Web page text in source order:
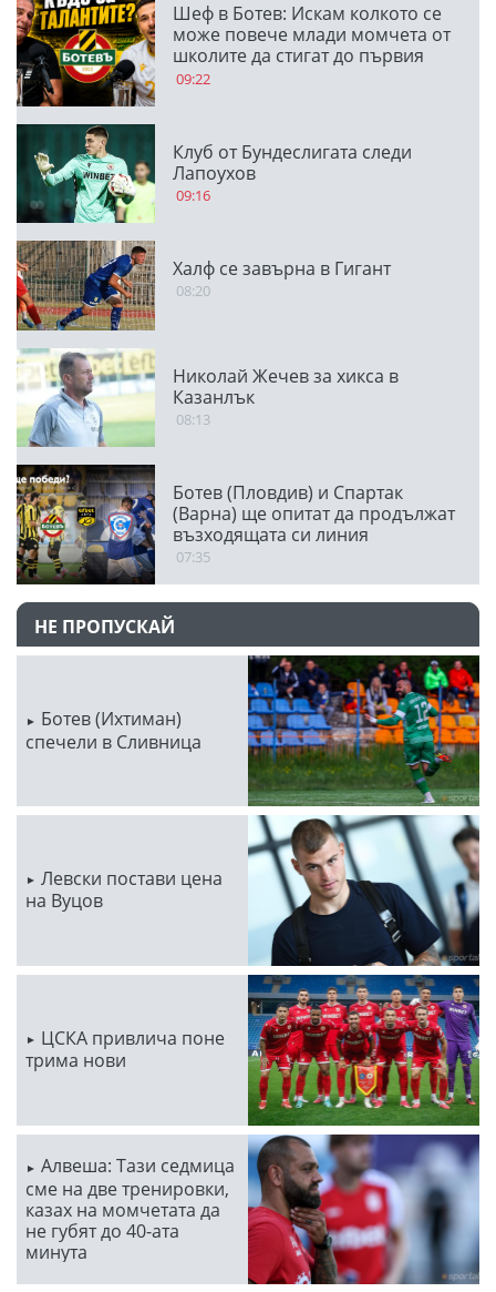
Шеф в Ботев: Искам колкото се
може повече млади момчета от
школите да стигат до първия
отбор
09:22
Клуб от Бундеслигата следи
Лапоухов
09:16
Халф се завърна в Гигант
08:20
Николай Жечев за хикса в
Казанлък
08:13
Ботев (Пловдив) и Спартак
(Варна) ще опитат да продължат
възходящата си линия
07:35
НЕ ПРОПУСКАЙ
Ботев (Ихтиман)
спечели в Сливница
Левски постави цена
на Вуцов
ЦСКА привлича поне
трима нови
Алвеша: Тази седмица
сме на две тренировки,
казах на момчетата да
не губят до 40-ата
минута